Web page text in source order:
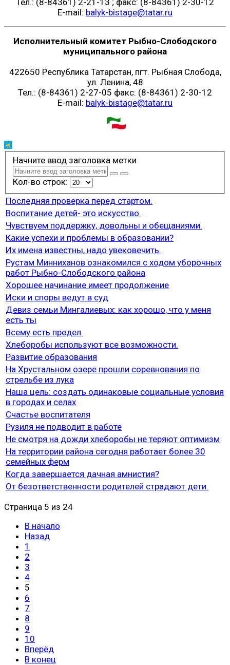
E-mail: balyk-bistage@tatar.ru
Исполнительный комитет Рыбно-Слободского
муниципального района
422650 Республика Татарстан, пгт. Рыбная Слобода,
ул. Ленина, 48
Тел.: (8-84361) 2-27-05 факс: (8-84361) 2-30-12
E-mail: balyk-bistage@tatar.ru
Начните ввод заголовка метки
Кол-во строк:
Последняя проверка перед стартом.
Воспитание детей- это искусство.
Чувствуем поддержку, довольны и обещаниями.
Какие успехи и проблемы в образовании?
Их имена известны, надо увековечить.
Рустам Минниханов ознакомился с ходом уборочных
работ Рыбно-Слободского района
Хорошее начинание имеет продолжение
Иски и споры ведут в суд
Девиз семьи Мингалиевых: как хорошо, что у меня
есть ты
Всему есть предел.
Хлеборобы используют все возможности.
Развитие образования
На Хрустальном озере прошли соревнования по
стрельбе из лука
Наша цель: создать одинаковые социальные условия
в городах и селах
Счастье воспитателя
Рузиля не подводит в работе
Не смотря на дожди хлеборобы не теряют оптимизм
На территории района сегодня работает более 30
семейных ферм
Когда завершается дачная амнистия?
От безответственности родителей страдают дети.
Страница 5 из 24
В начало
Назад
1
2
3
4
5
6
7
8
9
10
Вперёд
В конец